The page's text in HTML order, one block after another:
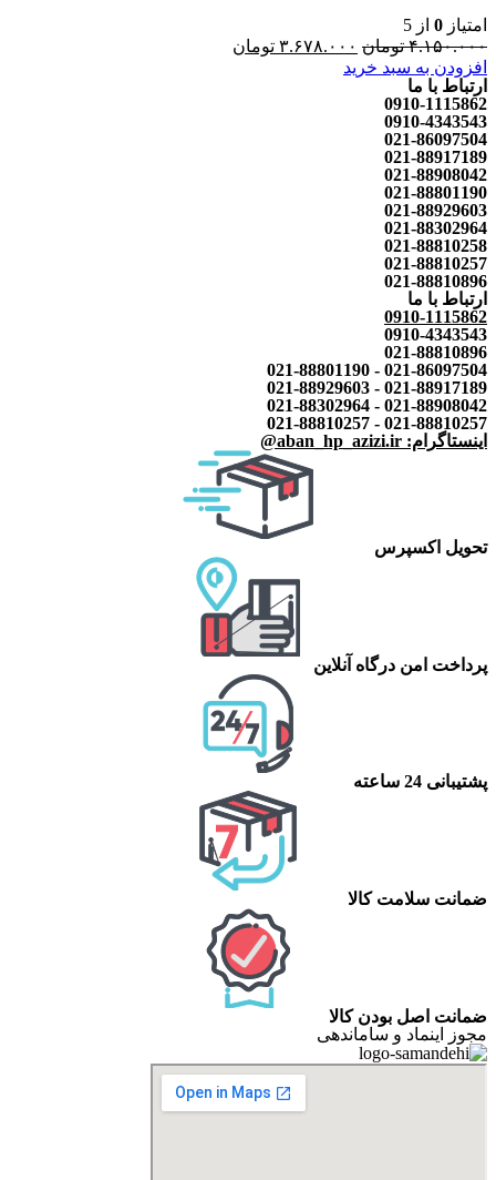
امتیاز 0 از 5
۴.۱۵۰.۰۰۰ تومان ۳.۶۷۸.۰۰۰ تومان
افزودن به سبد خرید
ارتباط با ما
0910-1115862
0910-4343543
021-86097504
021-88917189
021-88908042
021-88801190
021-88929603
021-88302964
021-88810258
021-88810257
021-88810896
ارتباط با ما
0910-1115862
0910-4343543
021-88810896
021-86097504 - 021-88801190
021-88917189 - 021-88929603
021-88908042 - 021-88302964
021-88810257 - 021-88810257
اینستاگرام: aban_hp_azizi.ir@
تحویل اکسپرس
پرداخت امن درگاه آنلاین
پشتیبانی 24 ساعته
ضمانت سلامت کالا
ضمانت اصل بودن کالا
مجوز اینماد و ساماندهی